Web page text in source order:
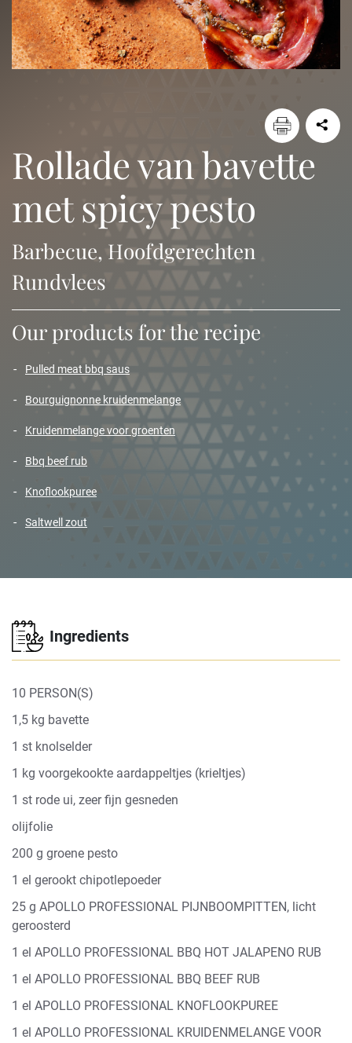
rollade van bavette
met spicy pesto
Barbecue, Hoofdgerechten
Rundvlees
Our products for the recipe
pulled meat bbq saus
bourguignonne kruidenmelange
kruidenmelange voor groenten
bbq beef rub
knoflookpuree
saltwell zout
Ingredients
10 PERSON(S)
1,5 kg bavette
1 st knolselder
1 kg voorgekookte aardappeltjes (krieltjes)
1 st rode ui, zeer fijn gesneden
olijfolie
200 g groene pesto
1 el gerookt chipotlepoeder
25 g APOLLO PROFESSIONAL PIJNBOOMPITTEN, licht
geroosterd
1 el APOLLO PROFESSIONAL BBQ HOT JALAPENO RUB
1 el APOLLO PROFESSIONAL BBQ BEEF RUB
1 el APOLLO PROFESSIONAL KNOFLOOKPUREE
1 el APOLLO PROFESSIONAL KRUIDENMELANGE VOOR